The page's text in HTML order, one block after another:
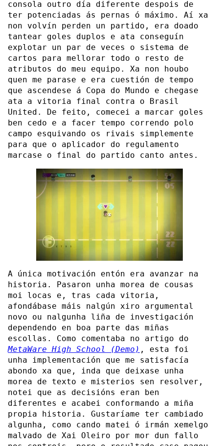
consola outro día diferente despois de
ter potenciadas ás pernas ó máximo. Aí xa
non volvín perden un partido, era doado
tantear goles duplos e ata conseguín
explotar un par de veces o sistema de
cartos para mellorar todo o resto de
atributos do meu equipo. Xa non houbo
quen me parase e era cuestión de tempo
que ascendese á Copa do Mundo e chegase
ata a vitoria final contra o Brasil
United. De feito, comecei a marcar goles
ben cedo e a facer tempo correndo polo
campo esquivando os rivais simplemente
para que o aplicador do regulamento
marcase o final do partido canto antes.
A única motivación entón era avanzar na
historia. Pasaron unha morea de cousas
moi locas e, tras cada vitoria,
afondábase máis nalgún xiro argumental
novo ou nalgunha liña de investigación
dependendo en boa parte das miñas
escollas. Como comentaba no artigo do
MetaWare High School (Demo) , esta foi
unha implementación que me satisfacía
abondo xa que, inda que deixase unha
morea de texto e misterios sen resolver,
notei que as decisións eran ben
diferentes e acabei conformando a miña
propia historia. Gustaríame ter cambiado
algunha, como cando matei ó irmán xemelgo
malvado de Xai Oleiro por mor dun fallo